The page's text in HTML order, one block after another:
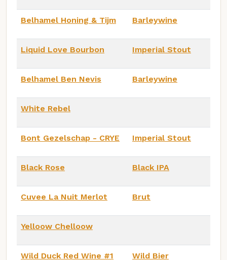
Belhamel Honing & Tijm Barleywine
Liquid Love Bourbon Imperial Stout
Belhamel Ben Nevis Barleywine
White Rebel
Bont Gezelschap - CRYE Imperial Stout
Black Rose Black IPA
Cuvee La Nuit Merlot Brut
Yelloow Chelloow
Wild Duck Red Wine #1 Wild Bier